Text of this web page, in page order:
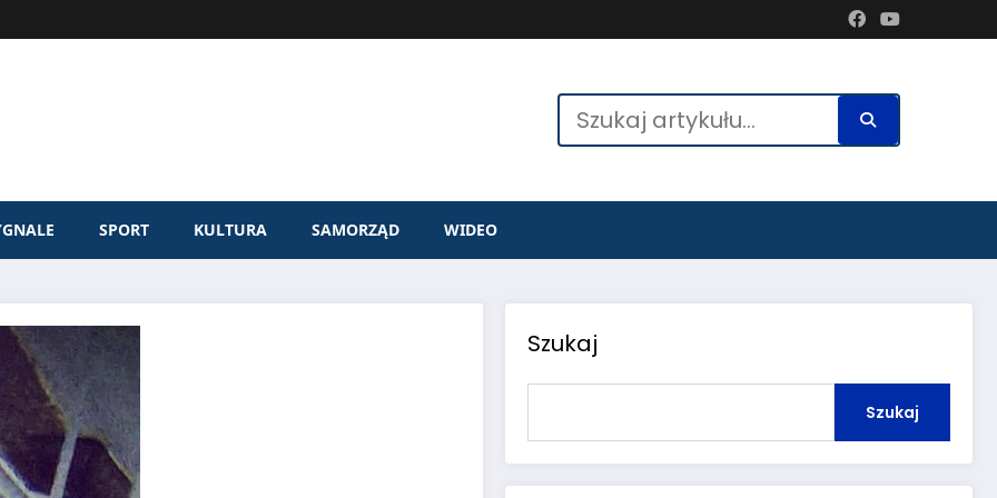
SPORT KULTURA SAMORZĄD WIDEO
Szukaj
Szukaj